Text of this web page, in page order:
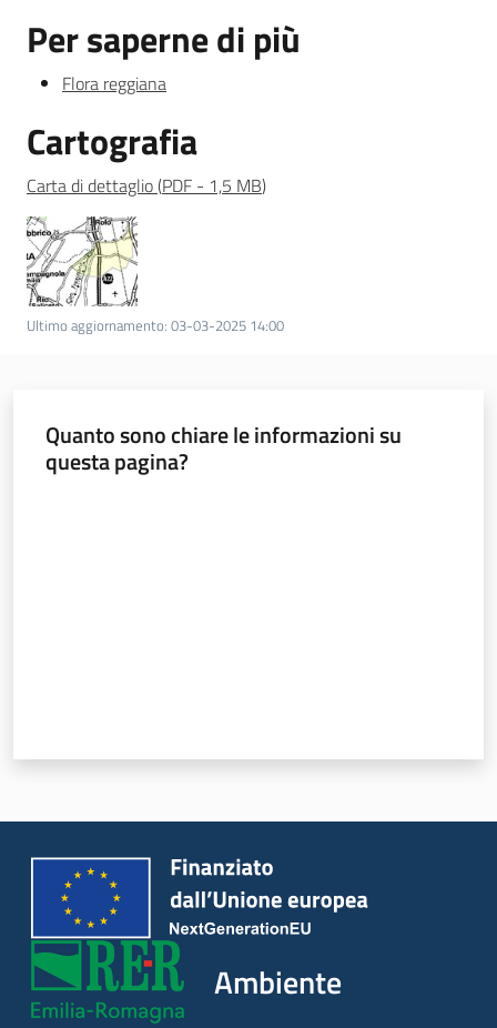
Per saperne di più
Flora reggiana
Cartografia
Carta di dettaglio(PDF - 1,5 MB)
Ultimo aggiornamento: 03-03-2025 14:00
Quanto sono chiare le informazioni su
questa pagina?
Ambiente